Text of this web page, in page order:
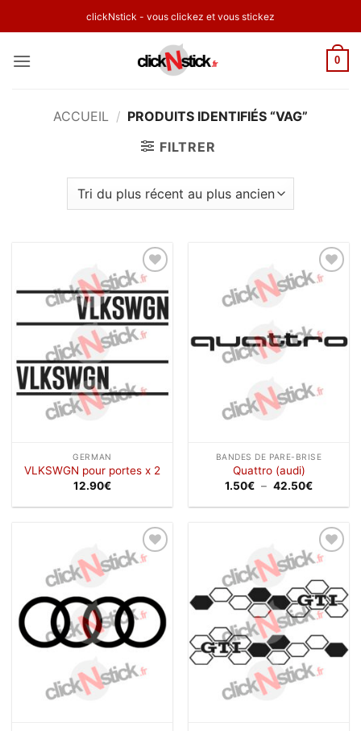
au
clickNstick - vous clickez et vous stickez
0
ACCUEIL / PRODUITS IDENTIFIÉS “VAG”
FILTRER
Ajouter
à la
wishlist
GERMAN
VLKSWGN pour portes x 2
12.90€
Ajouter
BANDES DE PARE-BRISE
Quattro (audi)
1.50€ – 42.50€Plage
prix :
42.50€
Ajouter
Ajouter
wishlist